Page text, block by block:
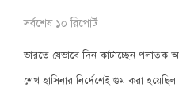
সর্বশেষ ১০ রিপোর্ট
ভারতে যেভাবে দিন কাটাচ্ছেন পলাতক
শেখ হাসিনার নির্দেশেই গুম করা